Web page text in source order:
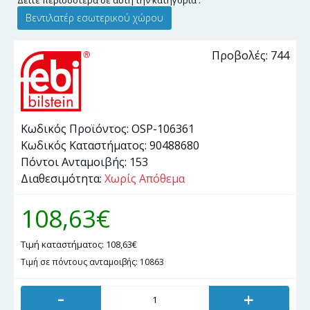
Βεντιλατέρ εσωτερικού χώρου
Προβολές: 744
Κωδικός Προϊόντος: OSP-106361
Κωδικός Καταστήματος: 90488680
Πόντοι Ανταμοιβής: 153
Διαθεσιμότητα: Χωρίς Απόθεμα
108,63€
Τιμή καταστήματος: 108,63€
Τιμή σε πόντους ανταμοιβής: 10863
- +